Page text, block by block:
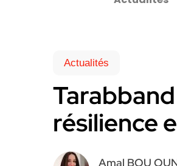
Actualités
résilience
Amal BOU